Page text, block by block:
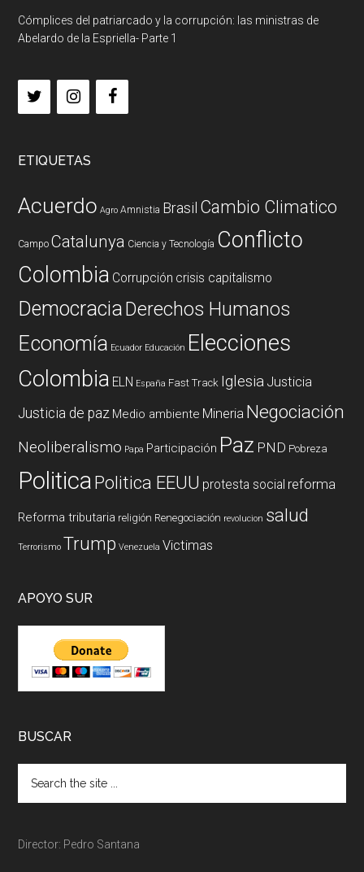
Cómplices del patriarcado y la corrupción: las ministras de
Abelardo de la Espriella- Parte 1
ETIQUETAS
Acuerdo Agro Amnistia Brasil Cambio Climatico
Campo Catalunya Ciencia y Tecnología Conflicto
Colombia Corrupción crisis capitalismo
DemocraciaDerechos Humanos
Economía Ecuador Educación Elecciones
Colombia ELN España Fast Track Iglesia Justicia
Justicia de paz Medio ambiente Mineria Negociación
Neoliberalismo Papa Participación Paz PND Pobreza
PoliticaPolitica EEUU protesta social reforma
Reforma tributaria religión Renegociación revolucion salud
Terrorismo Trump Venezuela Victimas
APOYO SUR
BUSCAR
Director: Pedro Santana